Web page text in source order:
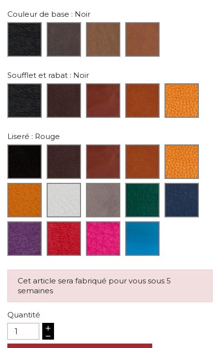
Couleur de base : Noir
Soufflet et rabat : Noir
Liseré : Rouge
Cet article sera fabriqué pour vous sous 5
semaines
Quantité